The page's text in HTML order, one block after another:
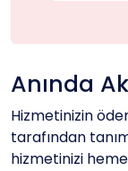
Anında
Hizmetinizin
tarafından
hizmetinizi